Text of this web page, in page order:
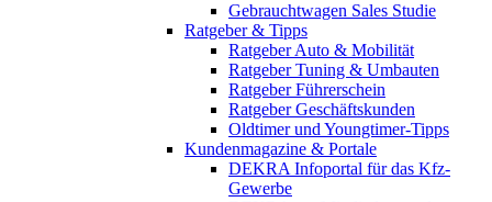
Gebrauchtwagen Sales Studie
Ratgeber & Tipps
Ratgeber Auto & Mobilität
Ratgeber Tuning & Umbauten
Ratgeber Führerschein
Ratgeber Geschäftskunden
Oldtimer und Youngtimer-Tipps
Kundenmagazine & Portale
DEKRA Infoportal für das Kfz-
Gewerbe